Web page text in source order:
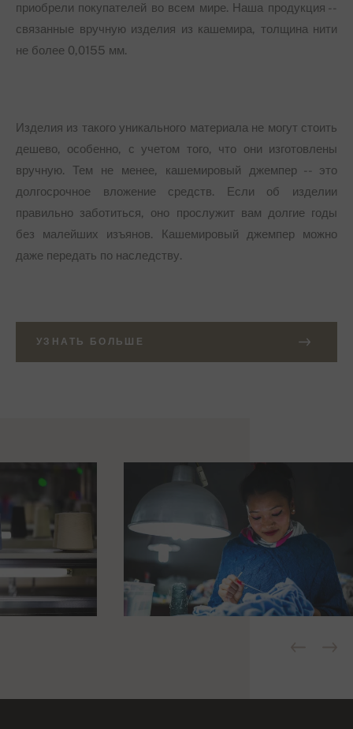
приобрели покупателей во всем мире. Наша продукция --
связанные вручную изделия из кашемира, толщина нити
не более 0,0155 мм.
Изделия из такого уникального материала не могут стоить
дешево, особенно, с учетом того, что они изготовлены
вручную. Тем не менее, кашемировый джемпер -- это
долгосрочное вложение средств. Если об изделии
правильно заботиться, оно прослужит вам долгие годы
без малейших изъянов. Кашемировый джемпер можно
даже передать по наследству.
УЗНАТЬ БОЛЬШЕ